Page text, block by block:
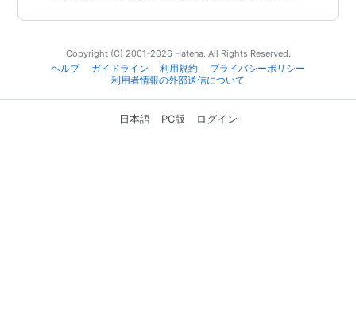
Copyright (C) 2001-2026 Hatena. All Rights Reserved.
ヘルプ
ガイドライン 利用規約
プライバシーポリシー
利用者情報の外部送信について
日本語 PC版 ログイン